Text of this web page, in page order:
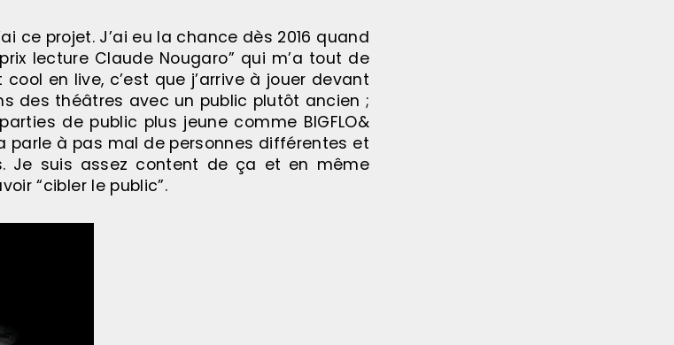
ce projet. J’ai eu la chance dès 2016 quand
lecture Claude Nougaro” qui m’a tout de
en live, c’est que j’arrive à jouer devant
des théâtres avec un public plutôt ancien ;
de public plus jeune comme BIGFLO&
parle à pas mal de personnes différentes et
Je suis assez content de ça et en même
“cibler le public”.